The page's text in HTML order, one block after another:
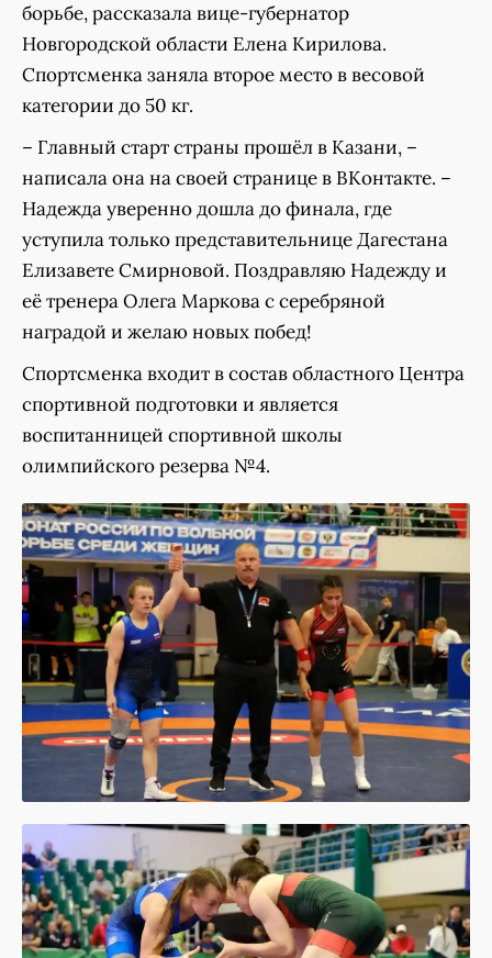
борьбе, рассказала вице-губернатор
Новгородской области Елена Кирилова.
Спортсменка заняла второе место в весовой
категории до 50 кг.
– Главный старт страны прошёл в Казани, –
написала она на своей странице в ВКонтакте. –
Надежда уверенно дошла до финала, где
уступила только представительнице Дагестана
Елизавете Смирновой. Поздравляю Надежду и
её тренера Олега Маркова с серебряной
наградой и желаю новых побед!
Спортсменка входит в состав областного Центра
спортивной подготовки и является
воспитанницей спортивной школы
олимпийского резерва №4.